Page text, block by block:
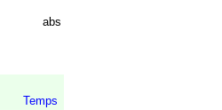
abs
Temps